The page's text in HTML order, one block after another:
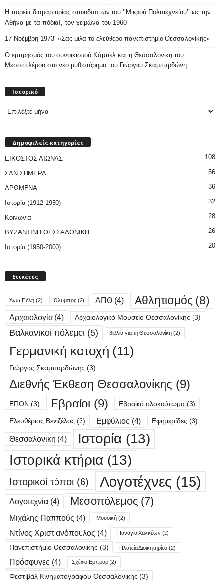
Η πορεία διαμαρτυρίας σπουδαστών του ‘’Μικρού Πολυτεχνείου’’ ως την
Αθήνα με τα πόδια!, τον χειμώνα του 1960
17 Νοέμβρη 1973. «Σας μιλά το ελεύθερο πανεπιστήμιο Θεσσαλονίκης»
Ο εμπρησμός του συνοικισμού Κάμπελ και η Θεσσαλονίκη του
Μεσοπολέμου στο νέο μυθιστόρημα του Γιώργου Σκαμπαρδώνη
Ιστορικό
Δημοφιλείς κατηγορίες
ΕΙΚΟΣΤΟΣ ΑΙΩΝΑΣ 108
ΣΑΝ ΣΗΜΕΡΑ 56
ΔΡΩΜΕΝΑ 36
Ιστορία (1912-1950) 32
Κοινωνία 28
ΒΥΖΑΝΤΙΝΗ ΘΕΣΣΑΛΟΝΙΚΗ 26
Ιστορία (1950-2000) 20
Ετικέτες
Άνω Πόλη (2) Όλυμπος (2) ΑΠΘ (4) Αθλητισμός (8)
Αρχαιολογία (4) Αρχαιολογικό Μουσείο Θεσσαλονίκης (3)
Βαλκανικοί πόλεμοι (5) Βιβλία για τη Θεσσαλονίκη (2)
Γερμανική κατοχή (11)
Γιώργος Σκαμπαρδώνης (3)
Διεθνής Έκθεση Θεσσαλονίκης (9)
ΕΠΟΝ (3) Εβραίοι (9) Εβραϊκό ολοκαύτωμα (3)
Ελευθέριος Βενιζέλος (3) Εμφύλιος (4) Εφημερίδες (3)
Θεσσαλονικη (4) Ιστορία (13)
Ιστορικά κτήρια (13)
Ιστορικοί τόποι (6) Λογοτέχνες (15)
Λογοτεχνία (4) Μεσοπόλεμος (7)
Μιχάλης Παππούς (4) Μουσική (2)
Ντίνος Χριστιανόπουλος (4) Παναγία Χαλκέων (2)
Πανεπιστήμιο Θεσσαλονίκης (3) Πλατεία Διοικητηρίου (2)
Πρόσφυγες (4) Σχέδιο Εμπράρ (2)
Φεστιβάλ Κινηματογράφου Θεσσαλονίκης (3)